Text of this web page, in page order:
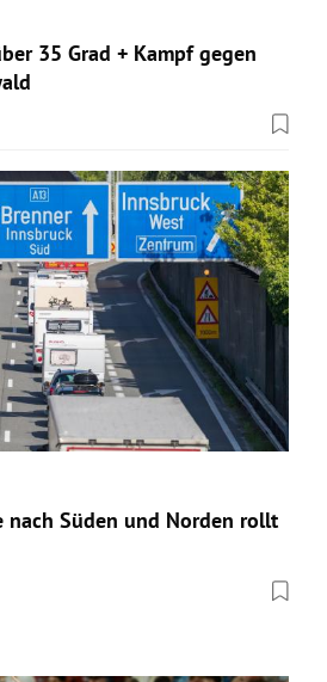
35 Grad + Kampf gegen
nach Süden und Norden rollt